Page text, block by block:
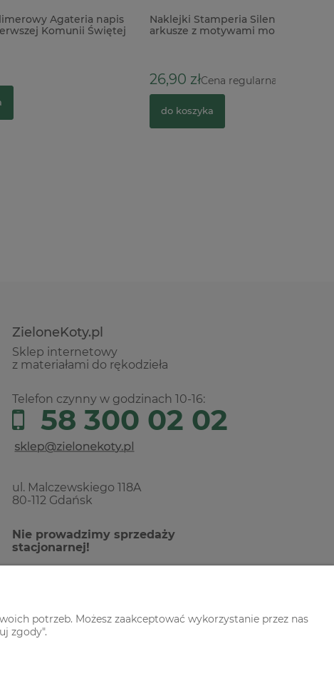
napis
Świętej
Naklejki Stamperia Silent Sea 4
arkusze z motywami morskimi
Cena regularna:36,90 zł
ZieloneKoty.pl
Sklep internetowy
z materiałami do rękodzieła
Telefon czynny w godzinach 10-16:
58 300 02 02
ul. Malczewskiego 118A
80-112 Gdańsk
Nie prowadzimy sprzedaży
stacjonarnej!
potrzeb. Możesz zaakceptować wykorzystanie przez nas
zgody".